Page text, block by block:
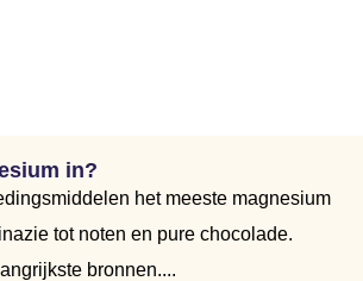
in?
het meeste magnesium
tot noten en pure chocolade.
bronnen....